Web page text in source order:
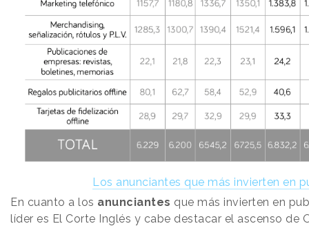
Los anunciantes que más invierten en
En cuanto a los anunciantes que más invierten en
líder es El Corte Inglés y cabe destacar el ascenso de